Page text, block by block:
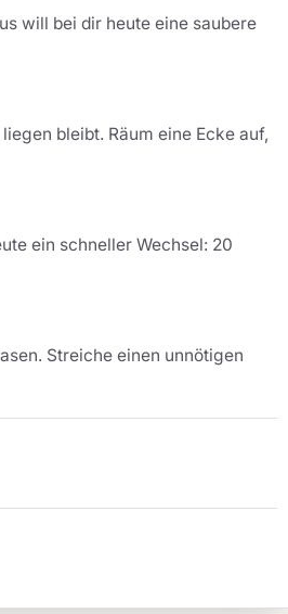
will bei dir heute eine saubere
bleibt. Räum eine Ecke auf,
ein schneller Wechsel: 20
Streiche einen unnötigen